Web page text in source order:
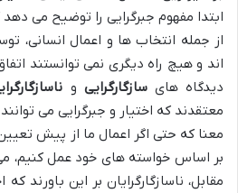
ابتدا مفهوم جبرگرایی را توضیح می
از جمله انتخاب ها و اعمال انسانی،
اند و هیچ راه دیگری نمی توانستند
دیدگاه هایسازگارگرایی و
معتقدند که اختیار و جبرگرایی می
معنا که حتی اگر اعمال ما از پیش
بر اساس خواسته های خود عمل کنیم، می
مقابل، ناسازگارگرایان بر این باورند